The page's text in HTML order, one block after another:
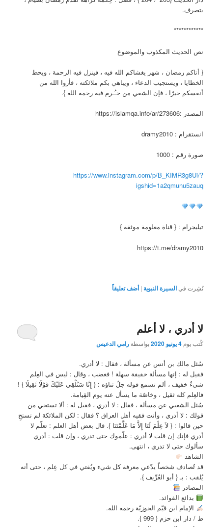
بتصرف.
************
نص الحديث المكذوب والموضوع
{ أتاكم رمضان ، شهر يغشاكم الله فيه ، فينزل فيه الرحمة ، ويحط
الخطايا ، ويستجيب الدعاء ، ويباهي بكم ملائكته ، فأروا الله من
أنفسكم خيرًا ، فإن الشقي من حـُـرم فيه رحمة الله }.
المصدر :https://islamqa.info/ar/273606
انستقرام : dramy2010
صورة رقم : 1000
https://www.instagram.com/p/B_KIMR3g8Ui/?
igshid=1a2qmunu5zauq
تيليجرام : { قناة معلومة موثقة }
https://t.me/dramy2010
نُشِرت في السيرة النبوية |أضف تعليقاً
لا أدري ، لا أعلم
كُتب يوم4 يونيو 2020 بواسطةرامي الدعيس
سُئل مالك بن أنس عن مسألة ، فقال : لا أدري.
فقيل له : إنها مسألة خفيفة سهلة ! فغضب ، وقال : ليس في العِلم
شيءٌ خفيف ، ألم تسمع قوله جلّ ثناؤه : { إِنَّا سَنُلْقِي عَلَيْكَ قَوْلًا ثَقِيلًا } !
فالعِلم كله ثقيل ، وخاصّة ما يسأل عنه يوم القِيامة.
سُئل الشعبي عن مسألة ، فقال : لا أدري ، فقيل له : ألا تستحي من
قولك : لا أدري ، وأنت فقيه أهل العراق ؟ فقال : لكن الملائكة لم تستحِ
حين قالوا : { لاَ عِلْمَ لَنَا إِلاَّ مَا عَلَّمْتَنَا }. قال بعض أهل العلم : تعلّم لا
أدري فإنك إن قلت لا أدري : علّموك حتى تدري ، وإن قلت : أدري
سألوك حتى لا تدري ، انتهى.
الشاهد
قد تُصادف شخصاً يدّعي معرفة كل شيء ويُفتي في كل عِلم ، حتى أنه
يُلقب : بـ { أبو العُرِّيف }.
المصادر
بدائع الفوائد.
الإمام ابن قيّم الجوزيّة رحمه الله.
ط / دار ابن حزم { 999 }.